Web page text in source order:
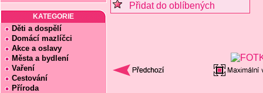
KATEGORIE
Děti a dospělí
Domácí mazlíčci
Akce a oslavy
Města a bydlení
Vaření
Cestování
Příroda
Přidat do oblíbených